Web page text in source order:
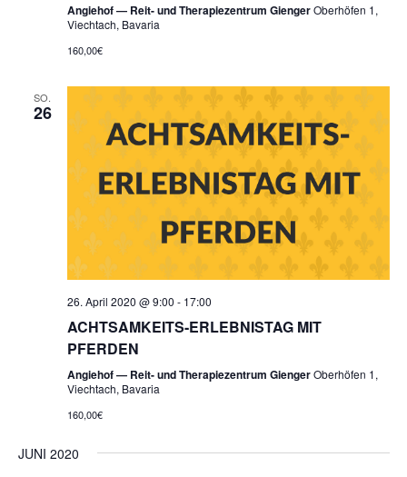
Angiehof — Reit- und Therapiezentrum GiengerOberhöfen 1,
Viechtach, Bavaria
160,00€
SO.
26
26. April 2020 @ 9:00 - 17:00
ACHTSAMKEITS-ERLEBNISTAG MIT
PFERDEN
Angiehof — Reit- und Therapiezentrum GiengerOberhöfen 1,
Viechtach, Bavaria
160,00€
JUNI 2020